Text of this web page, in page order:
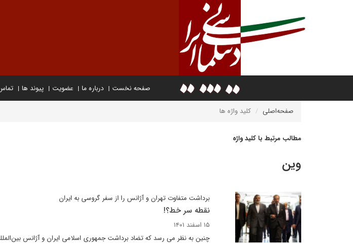
صفحه نخست درباره ما عضویت پیوند ها
صفحه‌اصلی کلید واژه ها
مطالب مرتبط با کلید واژه
وین
برداشت متفاوت تهران و آژانس را از سفر گروسی به ایران
نقطه سر خط؟!
۱۵ اسفند ۱۴۰۱
چنین به نظر می رسد که تضاد برداشت جمهوری اسلامی ایران و آژانس